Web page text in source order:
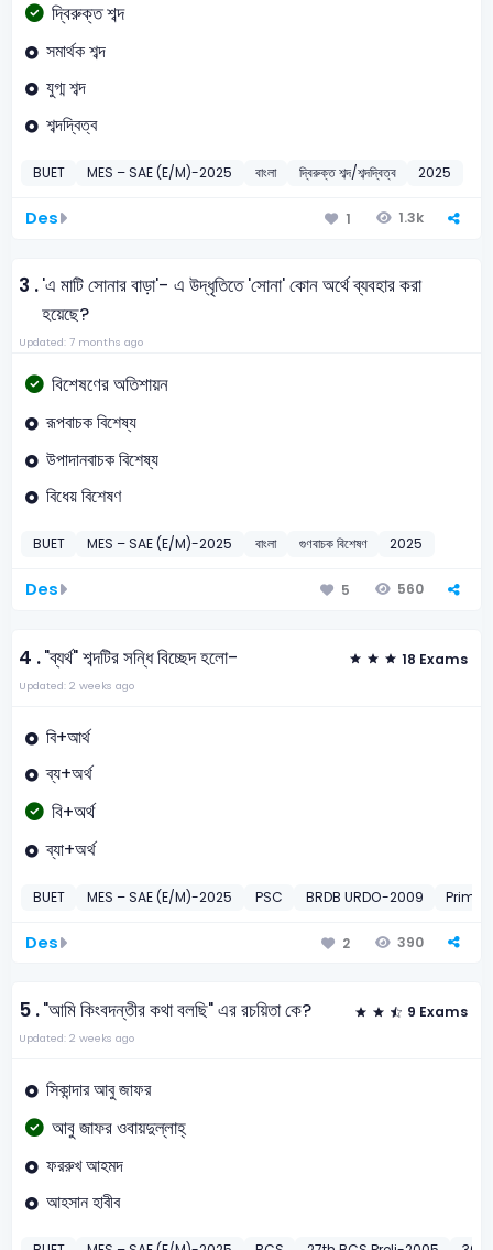
দ্বিরুক্ত শব্দ
সমার্থক শব্দ
যুগ্ম শব্দ
শব্দদ্বিত্ব
BUET MES – SAE (E/M)-2025 বাংলা দ্বিরুক্ত শব্দ/শব্দদ্বিত্ব 2025
Des 1 1.3k
3 .'এ মাটি সোনার বাড়া'- এ উদ্ধৃতিতে 'সোনা' কোন অর্থে ব্যবহার করা
হয়েছে?
Updated: 7 months ago
বিশেষণের অতিশায়ন
রূপবাচক বিশেষ্য
উপাদানবাচক বিশেষ্য
বিধেয় বিশেষণ
BUET MES – SAE (E/M)-2025 বাংলা গুণবাচক বিশেষণ 2025
Des 5 560
4 ."ব্যর্থ" শব্দটির সন্ধি বিচ্ছেদ হলো- 18 Exams
Updated: 2 weeks ago
বি+আর্থ
ব্য+অর্থ
বি+অর্থ
ব্যা+অর্থ
BUET MES – SAE (E/M)-2025 PSC BRDB URDO-2009
Des 2 390
5 ."আমি কিংবদন্তীর কথা বলছি" এর রচয়িতা কে? 9 Exams
Updated: 2 weeks ago
সিকান্দার আবু জাফর
আবু জাফর ওবায়দুল্লাহ্
ফররুখ আহমদ
আহসান হাবীব